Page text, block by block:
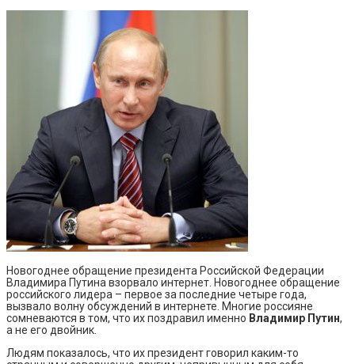
Новогоднее обращение президента Российской Федерации
Владимира Путина взорвало интернет. Новогоднее обращение
российского лидера – первое за последние четыре года,
вызвало волну обсуждений в интернете. Многие россияне
сомневаются в том, что их поздравил именно Владимир Путин,
а не его двойник.
Людям показалось, что их президент говорил каким-то